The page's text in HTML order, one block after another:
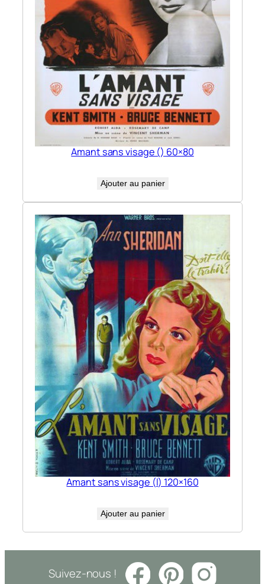
Amant sans visage () 60×80
Ajouter au panier
Amant sans visage (l) 120×160
Ajouter au panier
Suivez-nous !